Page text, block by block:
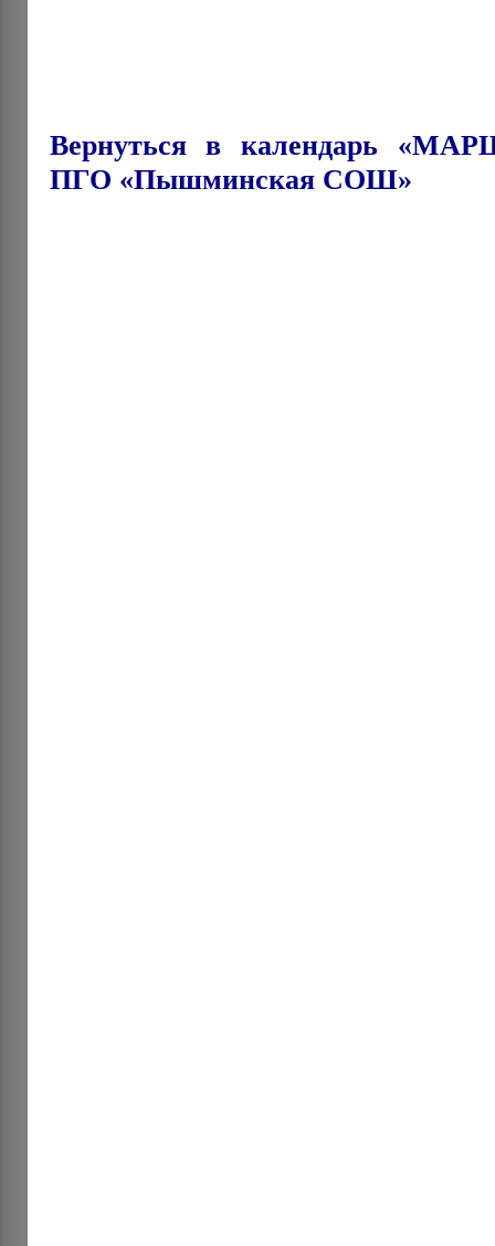
Вернуться в календарь
ПГО «Пышминская СОШ»